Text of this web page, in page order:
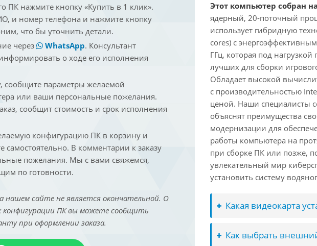
ПК нажмите кнопку «Купить в 1 клик».
и номер телефона и нажмите кнопку
что бы уточнить детали.
через
WhatsApp. Консультант
о ходе его исполнения
сообщите параметры желаемой
или ваши персональные пожелания.
сообщит стоимость и срок исполнения
конфигурацию ПК в корзину и
самостоятельно. В комментарии к заказу
пожелания. Мы с вами свяжемся,
по готовности.
нашем сайте не является окончательной. О
конфигурации ПК вы можете сообщить
при оформлении заказа.
Этот компьютер собран
ядерный, 20-поточный
использует гибридную
cores) с
ГГц, которая под
лучших для сборки
Обладает высокой
с производительностью
ценой. Наши специалисты
объяснят преимущества
модернизации для
работы компьютера на
при сборке ПК или позже,
увлекательный мир
установить систему
Какая видеокарта
Как выбрать